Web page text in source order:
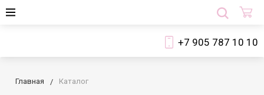
+7 905 787 10 10
Главная Каталог